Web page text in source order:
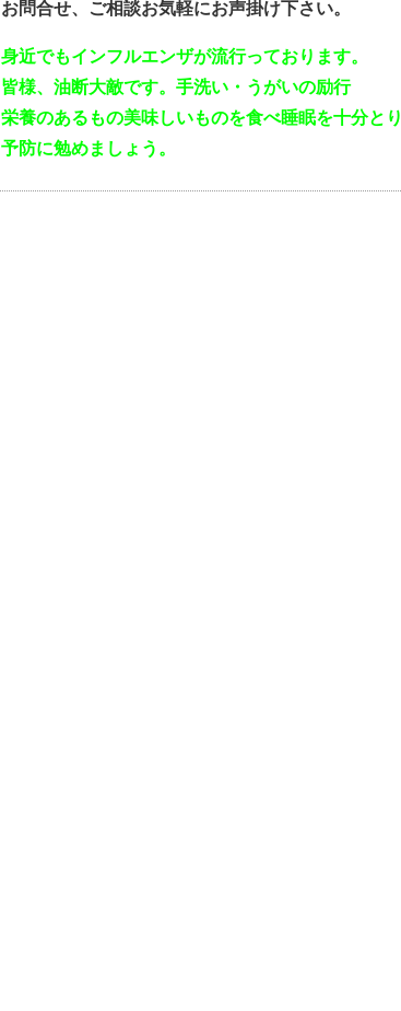
お問合せ、ご相談お気軽にお声掛け下さい。
身近でもインフルエンザが流行っております。
皆様、油断大敵です。手洗い・うがいの励行
栄養のあるもの美味しいものを食べ睡眠を十分とり
予防に勉めましょう。